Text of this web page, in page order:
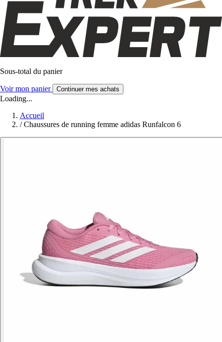
Sous-total du panier
Voir mon panier Continuer mes achats
Loading...
Accueil
/ Chaussures de running femme adidas Runfalcon 6